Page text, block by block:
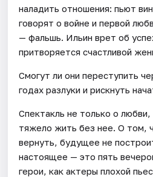
наладить отношения: пьют
говорят о войне и первой
— фальшь. Ильин врет об
притворяется счастливой
Смогут ли они переступить
годах разлуки и рискнуть
Спектакль не только о
тяжело жить без нее. О том,
вернуть, будущее не
настоящее — это пять
герои, как актеры плохой